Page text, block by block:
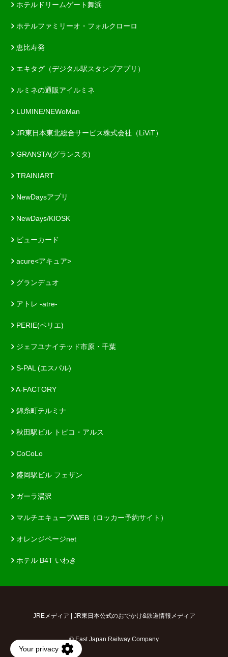
ホテルドリームゲート舞浜
ホテルファミリーオ・フォルクローロ
恵比寿発
エキタグ（デジタル駅スタンプアプリ）
ルミネの通販アイルミネ
LUMINE/NEWoMan
JR東日本東北総合サービス株式会社（LiViT）
GRANSTA(グランスタ)
TRAINIART
NewDaysアプリ
NewDays/KIOSK
ビューカード
acure<アキュア>
グランデュオ
アトレ -atre-
PERIE(ペリエ)
ジェフユナイテッド市原・千葉
S-PAL (エスパル)
A-FACTORY
錦糸町テルミナ
秋田駅ビル トピコ・アルス
CoCoLo
盛岡駅ビル フェザン
ガーラ湯沢
マルチエキューブWEB（ロッカー予約サイト）
オレンジページnet
ホテル B4T いわき
JREメディア | JR東日本公式のおでかけ&鉄道情報メディア
© East Japan Railway Company